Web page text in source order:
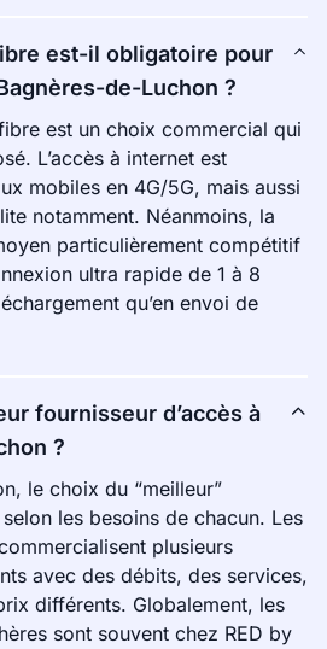
est-il obligatoire pour
de-Luchon ?
est un choix commercial qui
L’accès à internet est
mobiles en 4G/5G, mais aussi
notamment. Néanmoins, la
particulièrement compétitif
ultra rapide de 1 à 8
qu’en envoi de
fournisseur d’accès à
?
le choix du “meilleur”
les besoins de chacun. Les
plusieurs
avec des débits, des services,
différents. Globalement, les
sont souvent chez RED by